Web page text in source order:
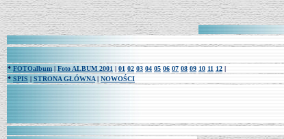
* FOTOalbum | Foto ALBUM 2001 | 01 02 03 04 05 06 07 08 09 10 11 12 |
* SPIS | STRONA GŁÓWNA| NOWOŚCI